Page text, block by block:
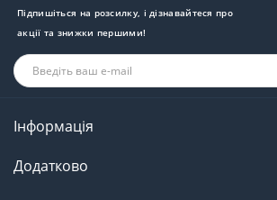
Підпишіться на розсилку, і дізнавайтеся про
акції та знижки першими!
Інформація
Додатково